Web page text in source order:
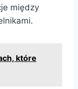
między
które